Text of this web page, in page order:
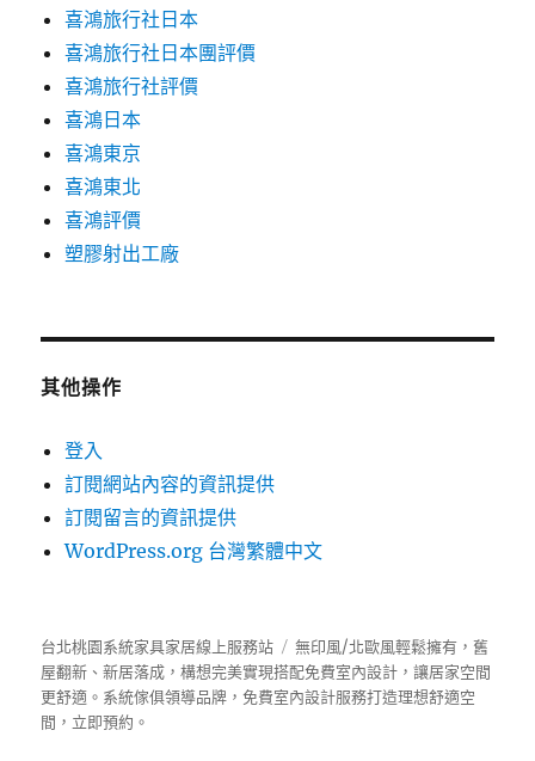
喜鴻旅行社日本
喜鴻旅行社日本團評價
喜鴻旅行社評價
喜鴻日本
喜鴻東京
喜鴻東北
喜鴻評價
塑膠射出工廠
其他操作
登入
訂閱網站內容的資訊提供
訂閱留言的資訊提供
WordPress.org 台灣繁體中文
台北桃園系統家具家居線上服務站
無印風/北歐風輕鬆擁有，舊
屋翻新、新居落成，構想完美實現搭配免費室內設計，讓居家空間
更舒適。 系統傢俱領導品牌，免費室內設計服務打造理想舒適空
間，立即預約。